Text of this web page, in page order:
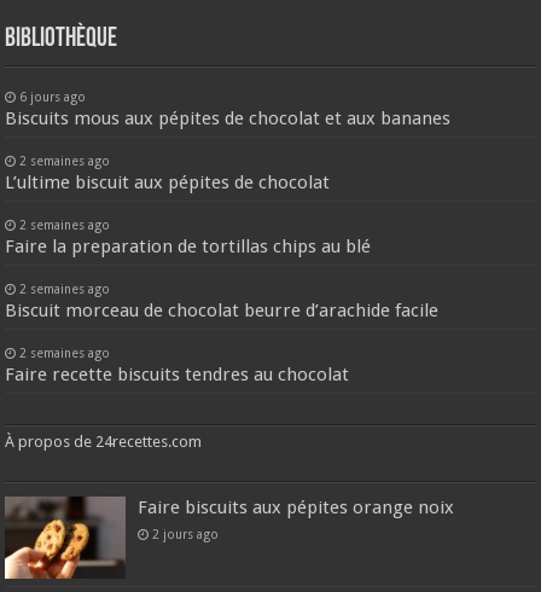
Bibliothèque
6 jours ago
Biscuits mous aux pépites de chocolat et aux bananes
2 semaines ago
L’ultime biscuit aux pépites de chocolat
2 semaines ago
Faire la preparation de tortillas chips au blé
2 semaines ago
Biscuit morceau de chocolat beurre d’arachide facile
2 semaines ago
Faire recette biscuits tendres au chocolat
À propos de 24recettes.com
Faire biscuits aux pépites orange noix
2 jours ago